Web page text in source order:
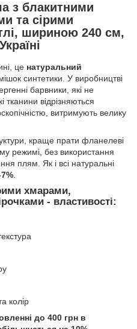
з блакитними
та сірими
шириною 240 см,
це натуральний
синтетики. У виробництві
барвники, які не
тканини відрізняються
витримують велику
краще прати фланелеві
режимі, без використання
плям. Як і всі натуральні
хмарами,
- властивості:
колір
до 400 грн в